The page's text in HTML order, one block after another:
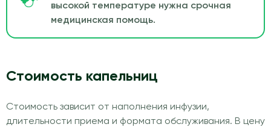
высокой температуре нужна срочная
медицинская помощь.
Стоимость капельниц
Стоимость зависит от наполнения инфузии,
длительности приема и формата обслуживания. В цену